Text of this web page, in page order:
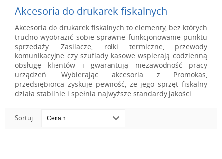
Akcesoria do drukarek fiskalnych
Akcesoria do drukarek fiskalnych to elementy, bez których
trudno wyobrazić sobie sprawne funkcjonowanie punktu
sprzedaży. Zasilacze, rolki termiczne, przewody
komunikacyjne czy szuflady kasowe wspierają codzienną
obsługę klientów i gwarantują niezawodność pracy
urządzeń. Wybierając akcesoria z Promokas,
przedsiębiorca zyskuje pewność, że jego sprzęt fiskalny
działa stabilnie i spełnia najwyższe standardy jakości.
Sortuj